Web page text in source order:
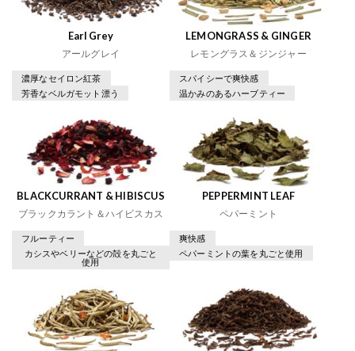
Earl Grey
アールグレイ
濃厚なセイロン紅茶
芳香なベルガモット漂う
LEMONGRASS & GINGER
レモングラス＆ジンジャー
スパイシーで爽快感
温かみのあるハーブティー
BLACKCURRANT & HIBISCUS
ブラックカラント＆ハイビスカス
フルーティー
カシスやベリーなどの殻を丸ごと
使用
PEPPERMINT LEAF
ペパーミント
爽快感
ペパーミントの葉を丸ごと使用